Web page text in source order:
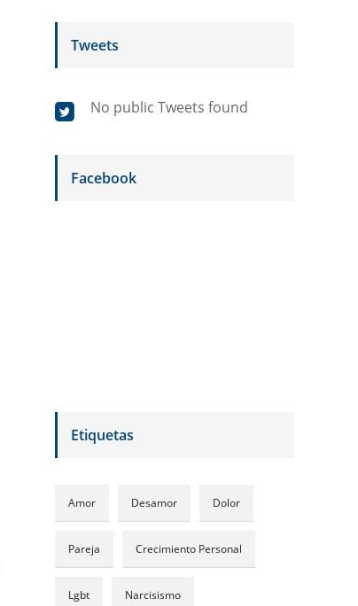
Tweets
No public Tweets found
Facebook
Etiquetas
Amor Desamor Dolor
Pareja Crecimiento Personal
Lgbt Narcisismo